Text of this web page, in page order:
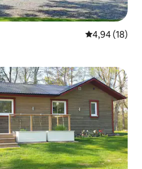
Évaluation
4,94 (18)